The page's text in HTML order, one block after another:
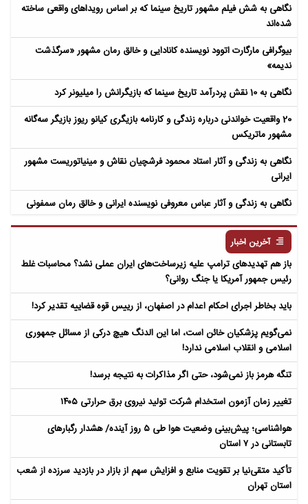
نگاهی به شش فیلم مشهور تاریخ سینما که بر اساس رویداهای واقعی ساخته
شده‌اند
بیوگرافی مارگارت اتوود نویسنده کانادایی و خالق رمان مشهور «سرگذشت
ندیمه»
نگاهی به 10 نقش پردرآمد تاریخ سینما که بازیگرانش را میلیونر کرد
20 واقعیت خواندنی درباره زندگی و کارنامه بازیگری کیانو ریوز بازیگر سه‌گانه
مشهور ماتریکس
نگاهی به زندگی و آثار استاد محمود فرشچیان نقاش و مینیاتوریست مشهور
ایرانی
نگاهی به زندگی و آثار عباس معروفی نویسنده ایرانی و خالق رمان سمفونی
آخرین اخبار
باز هم تهدیدهای ترامپ علیه زیرساخت‌های ایران عملی نشد؟ محاسبات غلط
رئیس جمهور آمریکا یا جنگ روانی؟
باید بخاطر اجرای احکام اعدام در اصفهان، از رییس قوه قضاییه تقدیر کرد!
نمی‌گویم پزشکیان خائن است، اما این الدنگ هیچ درکی از مسائل جمهوری
اسلامی و انقلاب اسلامی ندارد!
تنگه هرمز باز نمی‌شود، حتی اگر مذاکرات به نتیجه برسد!
تغییر زمان آزمون استخدام شرکت تولید نیروی برق حرارتی ۱۴۰۵
هواشناسی؛ پیش‌بینی وضعیت هوا طی ۵ روز آینده/ هشدار رگبارهای
تابستانی در ۷ استان
تأکید متقی‌نیا بر تقویت منابع و افزایش سهم از بازار در بازدید سرزده از شعب
استان تهران